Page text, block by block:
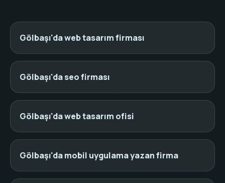
Gölbaşı'da web tasarım firması
Gölbaşı'da seo firması
Gölbaşı'da web tasarım ofisi
Gölbaşı'da mobil uygulama yazan firma